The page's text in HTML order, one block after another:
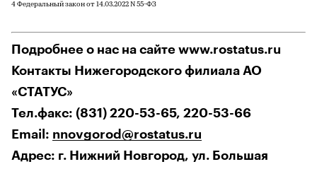
4 Федеральный закон от 14.03.2022 N 55-ФЗ
Подробнее о нас на сайте www.rostatus.ru
Контакты Нижегородского филиала АО
«СТАТУС»
Тел.факс: (831) 220-53-65, 220-53-66
Email: nnovgorod@rostatus.ru
Адрес: г. Нижний Новгород, ул. Большая